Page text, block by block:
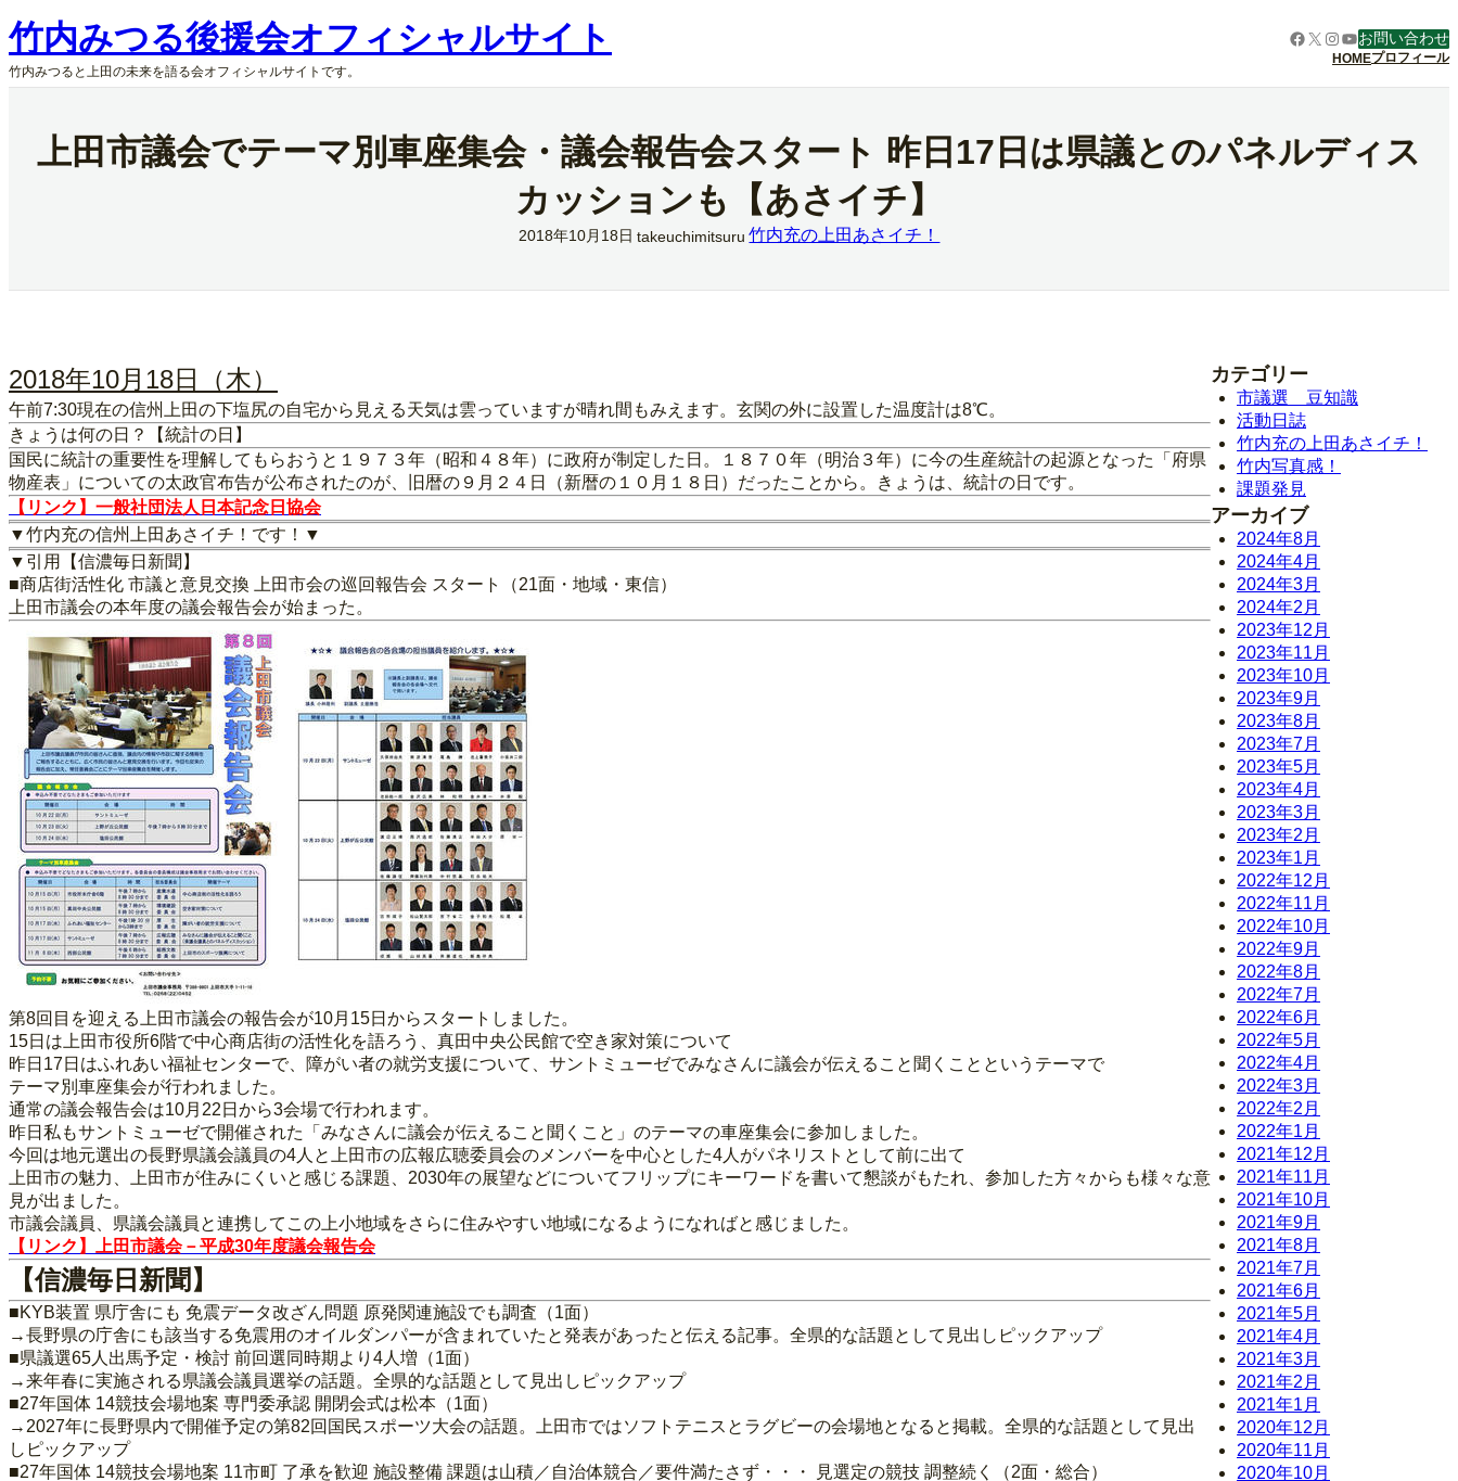
内
容
を
ス
竹内みつる後援会オフィシャルサイト
竹内みつると上田の未来を語る会オフィシャルサイトです。
Facebook
X Instagram
YouTube
お問い合わせ
HOMEプロフィール
上田市議会でテーマ別車座集会・議会報告会スタート 昨日17日は県議とのパネルディス
カッションも【あさイチ】
2018年10月18日 takeuchimitsuru 竹内充の上田あさイチ！
2018年10月18日（木）
午前7:30現在の信州上田の下塩尻の自宅から見える天気は雲っていますが晴れ間もみえます。玄関の外に設置した温度計は8℃。
きょうは何の日？【統計の日】
国民に統計の重要性を理解してもらおうと１９７３年（昭和４８年）に政府が制定した日。１８７０年（明治３年）に今の生産統計の起源となった「府県
物産表」についての太政官布告が公布されたのが、旧暦の９月２４日（新暦の１０月１８日）だったことから。きょうは、統計の日です。
【リンク】一般社団法人日本記念日協会
▼竹内充の信州上田あさイチ！です！▼
▼引用【信濃毎日新聞】
■商店街活性化 市議と意見交換 上田市会の巡回報告会 スタート（21面・地域・東信）
上田市議会の本年度の議会報告会が始まった。
第8回目を迎える上田市議会の報告会が10月15日からスタートしました。
15日は上田市役所6階で中心商店街の活性化を語ろう、真田中央公民館で空き家対策について
昨日17日はふれあい福祉センターで、障がい者の就労支援について、サントミューゼでみなさんに議会が伝えること聞くことというテーマで
テーマ別車座集会が行われました。
通常の議会報告会は10月22日から3会場で行われます。
昨日私もサントミューゼで開催された「みなさんに議会が伝えること聞くこと」のテーマの車座集会に参加しました。
今回は地元選出の長野県議会議員の4人と上田市の広報広聴委員会のメンバーを中心とした4人がパネリストとして前に出て
上田市の魅力、上田市が住みにくいと感じる課題、2030年の展望などについてフリップにキーワードを書いて懇談がもたれ、参加した方々からも様々な意
見が出ました。
市議会議員、県議会議員と連携してこの上小地域をさらに住みやすい地域になるようになればと感じました。
【リンク】上田市議会－平成30年度議会報告会
【信濃毎日新聞】
■KYB装置 県庁舎にも 免震データ改ざん問題 原発関連施設でも調査（1面）
→長野県の庁舎にも該当する免震用のオイルダンパーが含まれていたと発表があったと伝える記事。全県的な話題として見出しピックアップ
■県議選65人出馬予定・検討 前回選同時期より4人増（1面）
→来年春に実施される県議会議員選挙の話題。全県的な話題として見出しピックアップ
■27年国体 14競技会場地案 専門委承認 開閉会式は松本（1面）
→2027年に長野県内で開催予定の第82回国民スポーツ大会の話題。上田市ではソフトテニスとラグビーの会場地となると掲載。全県的な話題として見出
しピックアップ
■27年国体 14競技会場地案 11市町 了承を歓迎 施設整備 課題は山積／自治体競合／要件満たさず・・・ 見選定の競技 調整続く（2面・総合）
カテゴリー
市議選 豆知識
活動日誌
竹内充の上田あさイチ！
竹内写真感！
課題発見
アーカイブ
2024年8月
2024年4月
2024年3月
2024年2月
2023年12月
2023年11月
2023年10月
2023年9月
2023年8月
2023年7月
2023年5月
2023年4月
2023年3月
2023年2月
2023年1月
2022年12月
2022年11月
2022年10月
2022年9月
2022年8月
2022年7月
2022年6月
2022年5月
2022年4月
2022年3月
2022年2月
2022年1月
2021年12月
2021年11月
2021年10月
2021年9月
2021年8月
2021年7月
2021年6月
2021年5月
2021年4月
2021年3月
2021年2月
2021年1月
2020年12月
2020年11月
2020年10月